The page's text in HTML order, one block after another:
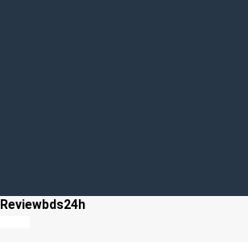
Reviewbds24h